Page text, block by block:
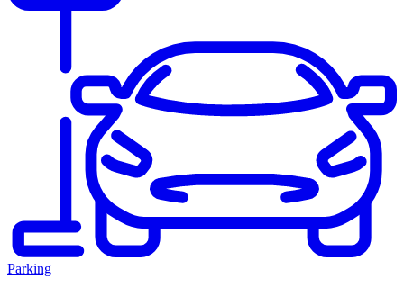
Parking